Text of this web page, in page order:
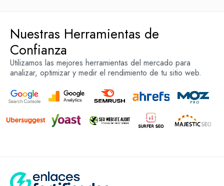
Nuestras Herramientas de
Confianza
Utilizamos las mejores herramientas del mercado para
analizar, optimizar y medir el rendimiento de tu sitio web.